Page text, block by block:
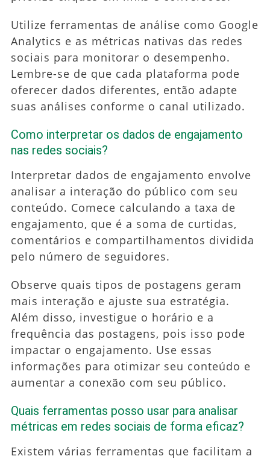
Utilize ferramentas de análise como Google
Analytics e as métricas nativas das redes
sociais para monitorar o desempenho.
Lembre-se de que cada plataforma pode
oferecer dados diferentes, então adapte
suas análises conforme o canal utilizado.
Como interpretar os dados de engajamento
nas redes sociais?
Interpretar dados de engajamento envolve
analisar a interação do público com seu
conteúdo. Comece calculando a taxa de
engajamento, que é a soma de curtidas,
comentários e compartilhamentos dividida
pelo número de seguidores.
Observe quais tipos de postagens geram
mais interação e ajuste sua estratégia.
Além disso, investigue o horário e a
frequência das postagens, pois isso pode
impactar o engajamento. Use essas
informações para otimizar seu conteúdo e
aumentar a conexão com seu público.
Quais ferramentas posso usar para analisar
métricas em redes sociais de forma eficaz?
Existem várias ferramentas que facilitam a